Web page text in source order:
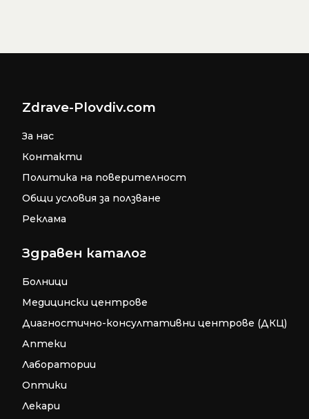
Zdrave-Plovdiv.com
За нас
Контакти
Политика на поверителност
Общи условия за ползване
Реклама
Здравен каталог
Болници
Медицински центрове
Диагностично-консултативни центрове (ДКЦ)
Аптеки
Лаборатории
Оптики
Лекари